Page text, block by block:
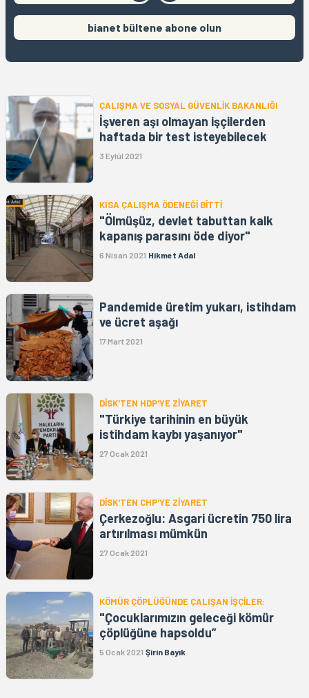
bianet bültene abone olun
ÇALIŞMA VE SOSYAL GÜVENLİK BAKANLIĞI
İşveren aşı olmayan işçilerden
haftada bir test isteyebilecek
3 Eylül 2021
KISA ÇALIŞMA ÖDENEĞİ BİTTİ
"Ölmüşüz, devlet tabuttan kalk
kapanış parasını öde diyor"
6 Nisan 2021 Hikmet Adal
Pandemide üretim yukarı, istihdam
ve ücret aşağı
17 Mart 2021
DİSK'TEN HDP'YE ZİYARET
"Türkiye tarihinin en büyük
istihdam kaybı yaşanıyor"
27 Ocak 2021
DİSK'TEN CHP'YE ZİYARET
Çerkezoğlu: Asgari ücretin 750 lira
artırılması mümkün
27 Ocak 2021
KÖMÜR ÇÖPLÜĞÜNDE ÇALIŞAN İŞÇİLER:
"Çocuklarımızın geleceği kömür
çöplüğüne hapsoldu”
5 Ocak 2021 Şirin Bayık